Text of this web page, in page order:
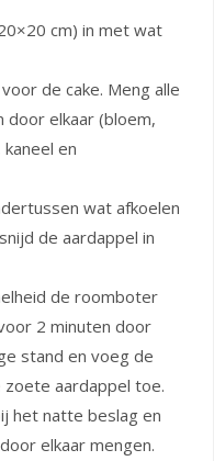
cm) in met wat
de cake. Meng alle
door elkaar (bloem,
en
wat afkoelen
de aardappel in
de roomboter
2 minuten door
stand en voeg de
aardappel toe.
het natte beslag en
elkaar mengen.